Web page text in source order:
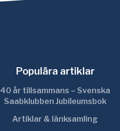
Populära artiklar
40 år tillsammans – Svenska
Saabklubben Jubileumsbok
Artiklar & länksamling